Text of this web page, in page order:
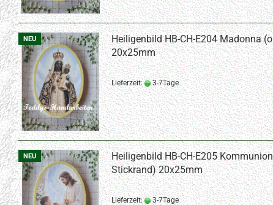
NEU
Heiligenbild HB-CH-E204 Madonna
20x25mm
Lieferzeit: 3-7Tage
NEU
Heiligenbild HB-CH-E205
Stickrand) 20x25mm
Lieferzeit: 3-7Tage